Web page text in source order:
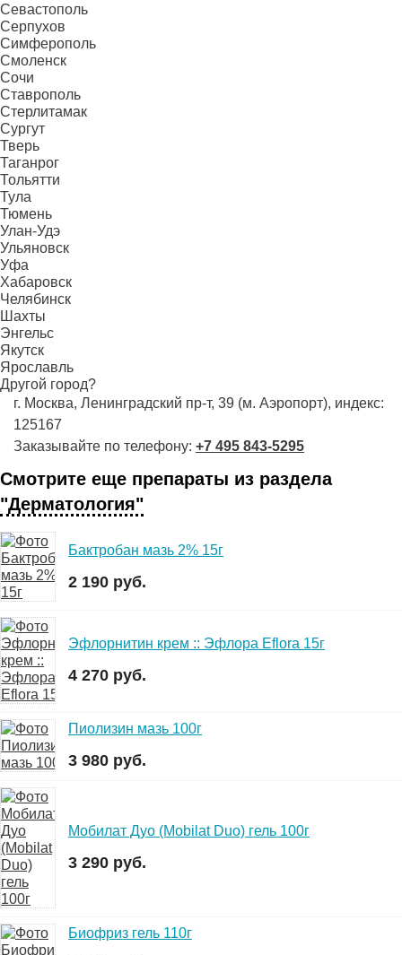
Севастополь
Серпухов
Симферополь
Смоленск
Сочи
Ставрополь
Стерлитамак
Сургут
Тверь
Таганрог
Тольятти
Тула
Тюмень
Улан-Удэ
Ульяновск
Уфа
Хабаровск
Челябинск
Шахты
Энгельс
Якутск
Ярославль
Другой город?
г. Москва, Ленинградский пр-т, 39 (м. Аэропорт), индекс:
125167
Заказывайте по телефону: +7 495 843-5295
Смотрите еще препараты из раздела
"Дерматология"
Бактробан мазь 2% 15г
2 190 руб.
Эфлорнитин крем :: Эфлора Eflora 15г
4 270 руб.
Пиолизин мазь 100г
3 980 руб.
Мобилат Дуо (Mobilat Duo) гель 100г
3 290 руб.
Биофриз гель 110г